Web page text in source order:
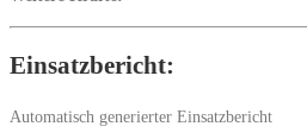
Einsatzbericht:
Automatisch generierter Einsatzbericht